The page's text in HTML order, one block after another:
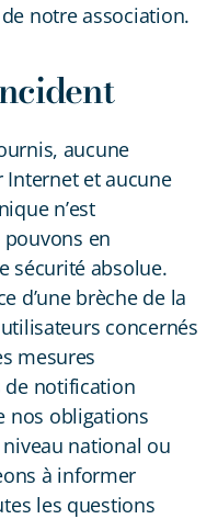
notre association.
aucune
et aucune
n’est
en
sécurité absolue.
d’une brèche de la
concernés
mesures
de notification
nos obligations
niveau national ou
à informer
les questions